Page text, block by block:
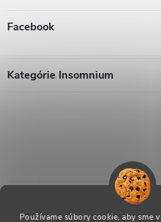
Používame súbory cookie, aby sme
Facebook
Kategórie Insomnium